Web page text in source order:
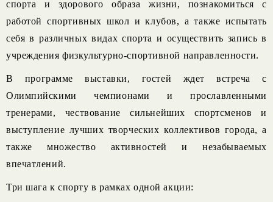
спорта и здорового образа жизни, познакомиться с
работой спортивных школ и клубов, а также испытать
себя в различных видах спорта и осуществить запись в
учреждения физкультурно-спортивной направленности.
В программе выставки, гостей ждет встреча с
Олимпийскими чемпионами и прославленными
тренерами, чествование сильнейших спортсменов и
выступление лучших творческих коллективов города, а
также множество активностей и незабываемых
впечатлений.
Три шага к спорту в рамках одной акции: